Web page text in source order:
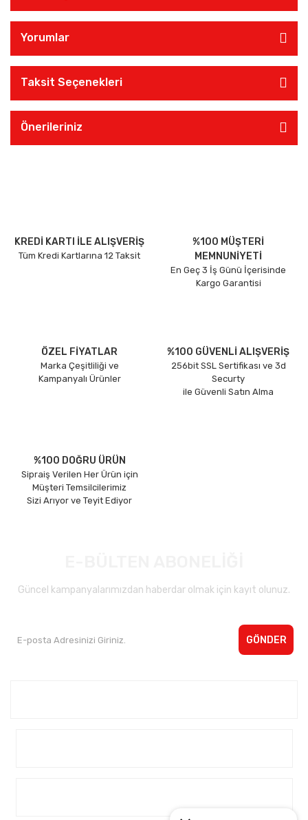
Yorumlar
Taksit Seçenekleri
Önerileriniz
KREDİ KARTI İLE ALIŞVERİŞ
Tüm Kredi Kartlarına 12 Taksit
%100 MÜŞTERİ
MEMNUNİYETİ
En Geç 3 İş Günü İçerisinde
Kargo Garantisi
ÖZEL FİYATLAR
Marka Çeşitliliği ve
Kampanyalı Ürünler
%100 GÜVENLİ ALIŞVERİŞ
256bit SSL Sertifikası ve 3d
Securty
ile Güvenli Satın Alma
%100 DOĞRU ÜRÜN
Sipraiş Verilen Her Ürün için
Müşteri Temsilcilerimiz
Sizi Arıyor ve Teyit Ediyor
Güncel kampanyalarımızdan haberdar olmak için kayıt olunuz.
GÖNDER